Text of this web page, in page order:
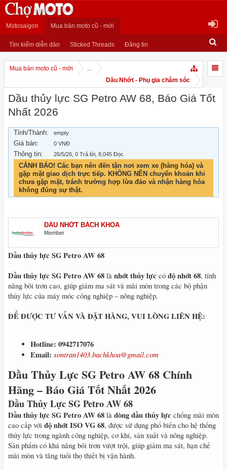
Motosaigon Mua bán moto cũ - mới
Tìm kiếm diễn đàn Sticked Threads Đăng tin
Mua bán moto cũ - mới
...
Dầu Nhớt - Phụ gia chăm sóc
Dầu thủy lực SG Petro AW 68, Báo Giá Tốt
Nhất 2026
Tỉnh/Thành: empty
Giá bán: 0 VNĐ
Thông tin: 26/5/26 , 0 Trả lời, 8,045 Đọc
CẢNH BÁO! Các bạn nên đến tận nơi xem xe (hàng hóa) và
gặp mặt giao dịch trực tiếp. KHÔNG NÊN chuyển khoản khi
chưa gặp mặt, tránh trường hợp lừa đảo và nhận hàng hóa
không đúng sự thật.
DẦU NHỚT BÁCH KHOA
Member
Dầu thủy lực SG Petro AW 68
Dầu thủy lực SG Petro AW 68 là nhớt thủy lực có độ nhớt 68, tính
năng bôi trơn cao, giúp giảm ma sát và mài mòn trong các bộ phận
thủy lực của máy móc công nghiệp – nông nghiệp.
ĐỂ ĐƯỢC TƯ VẤN VÀ ĐẶT HÀNG, VUI LÒNG LIÊN HỆ:
Hotline: 0942717076
Email: sontran1403.bachkhoa@gmail.com
Dầu Thủy Lực SG Petro AW 68 Chính
Hãng – Báo Giá Tốt Nhất 2026
Dầu Thủy Lực SG Petro AW 68
Dầu thủy lực SG Petro AW 68 là dòng dầu thủy lực chống mài mòn
cao cấp với độ nhớt ISO VG 68, được sử dụng phổ biến cho hệ thống
thủy lực trong ngành công nghiệp, cơ khí, sản xuất và nông nghiệp.
Sản phẩm có khả năng bôi trơn vượt trội, giúp giảm ma sát, hạn chế
mài mòn và tăng tuổi thọ thiết bị vận hành.